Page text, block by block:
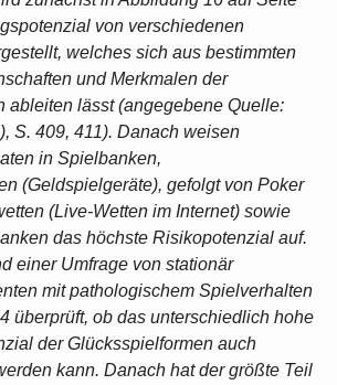
von verschiedenen
welches sich aus bestimmten
und Merkmalen der
ableiten lässt (angegebene Quelle:
S. 409, 411). Danach weisen
in Spielbanken,
(Geldspielgeräte), gefolgt von Poker
(Live-Wetten im Internet) sowie
das höchste Risikopotenzial auf.
einer Umfrage von stationär
mit pathologischem Spielverhalten
überprüft, ob das unterschiedlich hohe
der Glücksspielformen auch
kann. Danach hat der größte Teil